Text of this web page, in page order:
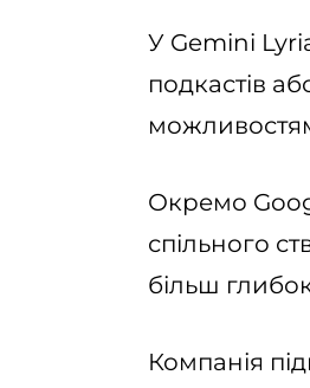
У Gemini
подкастів
Окремо
спільного
більш
Компанія